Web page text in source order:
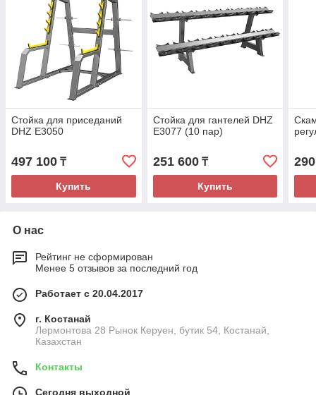
Стойка для приседаний
DHZ E3050
497 100 ₸
Купить
Стойка для гантелей DHZ
E3077 (10 пар)
251 600₸
Купить
О нас
Рейтинг не сформирован
Менее 5 отзывов за последний год
Работает с 20.04.2017
г. Костанай
Лермонтова 28 Рынок Керуен, бутик 54, Костанай,
Казахстан
Контакты
Сегодня выходной